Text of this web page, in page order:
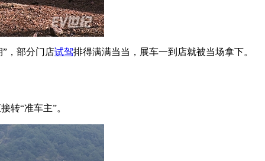
，部分门店试驾排得满满当当，展车一到店就被当场拿下。
转“准车主”。